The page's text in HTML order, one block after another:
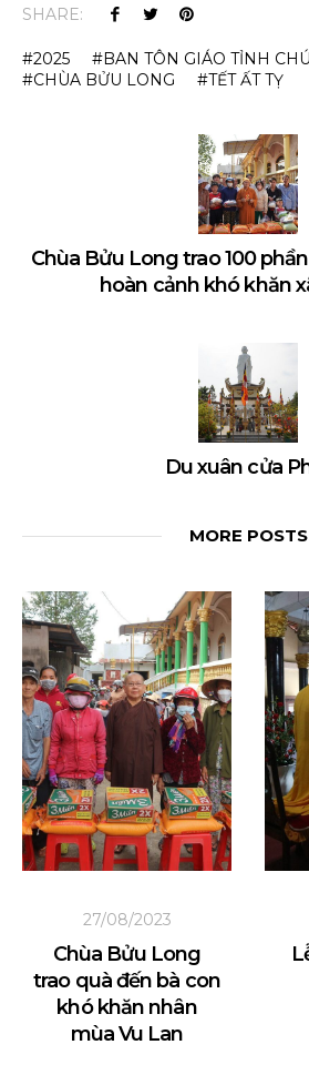
SHARE:
2025
BAN TÔN GIÁO TỈNH
CHÙA BỬU LONG
TẾT ẤT TỴ
Chùa Bửu Long trao 100
hoàn cảnh khó khăn
Du xuân cửa
MORE POSTS
27/08/2023
Chùa Bửu Long
trao quà đến bà con
khó khăn nhân
mùa Vu Lan